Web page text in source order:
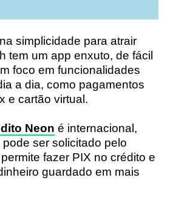
simplicidade para atrair
tem um app enxuto, de fácil
foco em funcionalidades
a dia, como pagamentos
e cartão virtual.
Neon é internacional,
pode ser solicitado pelo
fazer PIX no crédito e
guardado em mais